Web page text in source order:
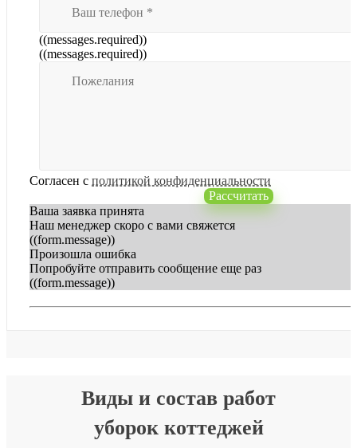
((messages.required))
((messages.required))
Согласен с политикой конфиденциальности
Рассчитать
Ваша заявка принята
Наш менеджер скоро с вами свяжется
((form.message))
Произошла ошибка
Попробуйте отправить сообщение еще раз
((form.message))
Виды и состав работ
уборок коттеджей